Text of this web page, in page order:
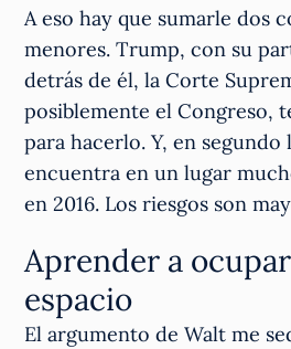
A eso hay que sumarle dos
menores. Trump, con su
detrás de él, la Corte
posiblemente el Congreso,
para hacerlo. Y, en segundo
encuentra en un lugar
en 2016. Los riesgos son
Aprender a
espacio
El argumento de Walt me